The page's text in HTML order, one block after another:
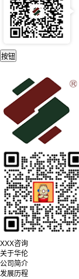
XXX咨询
关于华伦
公司简介
发展历程